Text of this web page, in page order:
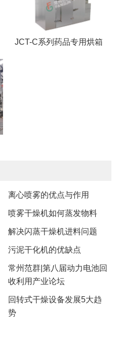
JCT-C系列药品专用烘箱
离心喷雾的优点与作用
​喷雾干燥机如何蒸发物料
解决闪蒸干燥机进料问题
污泥干化机的优缺点
常州范群|第八届动力电池回
收利用产业论坛
回转式干燥设备发展5大趋
势